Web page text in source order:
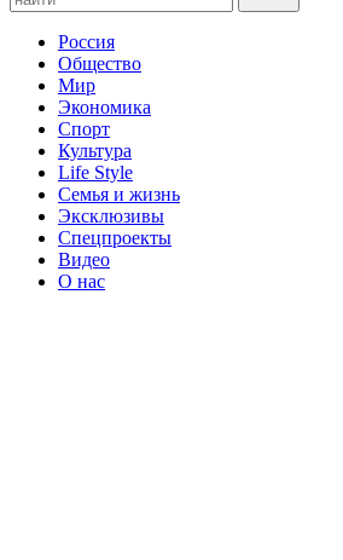
Россия
Общество
Мир
Экономика
Спорт
Культура
Life Style
Семья и жизнь
Эксклюзивы
Спецпроекты
Видео
О нас